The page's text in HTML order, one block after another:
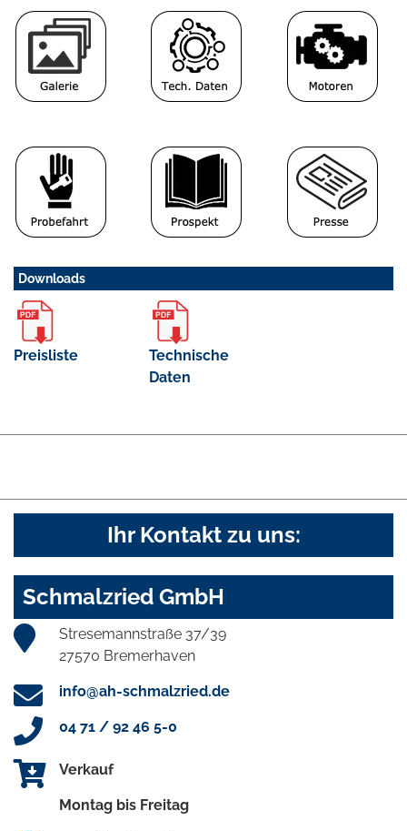
Downloads
Preisliste
Technische
Daten
Ihr Kontakt zu uns:
Schmalzried GmbH
Stresemannstraße 37/39
27570 Bremerhaven
info@ah-schmalzried.de
04 71 / 92 46 5-0
Verkauf
Montag bis Freitag